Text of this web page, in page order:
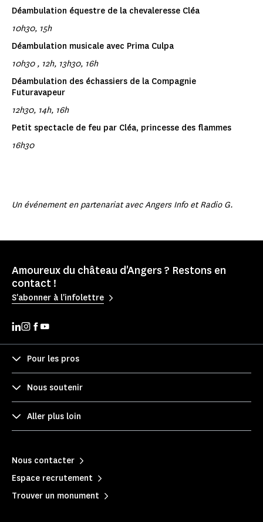
Déambulation équestre de la chevaleresse Cléa
10h30, 15h
Déambulation musicale avec Prima Culpa
10h30 , 12h, 13h30, 16h
Déambulation des échassiers de la Compagnie
Futuravapeur
12h30, 14h, 16h
Petit spectacle de feu par Cléa, princesse des flammes
16h30
Un événement en partenariat avec Angers Info et Radio G.
Amoureux du château d'Angers ? Restons en
contact !
S'abonner à l'infolettre
Pour les pros
Nous soutenir
Aller plus loin
Nous contacter
Espace recrutement
Trouver un monument